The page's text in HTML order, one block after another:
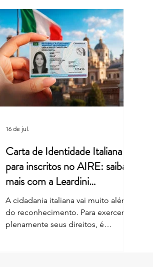
pela
Carta de Identidade Italiana
para inscritos no AIRE: saiba
mais com a Leardini
Consulenze
A cidadania italiana vai muito além
do reconhecimento. Para exercer
plenamente seus direitos, é
16 de jul.